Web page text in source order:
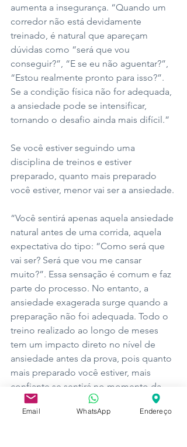
aumenta a insegurança. “Quando um
corredor não está devidamente
treinado, é natural que apareçam
dúvidas como “será que vou
conseguir?”, “E se eu não aguentar?”,
“Estou realmente pronto para isso?”.
Se a condição física não for adequada,
a ansiedade pode se intensificar,
tornando o desafio ainda mais difícil.”
Se você estiver seguindo uma
disciplina de treinos e estiver
preparado, quanto mais preparado
você estiver, menor vai ser a ansiedade.
“Você sentirá apenas aquela ansiedade
natural antes de uma corrida, aquela
expectativa do tipo: “Como será que
vai ser? Será que vou me cansar
muito?”. Essa sensação é comum e faz
parte do processo. No entanto, a
ansiedade exagerada surge quando a
preparação não foi adequada. Todo o
treino realizado ao longo de meses
tem um impacto direto no nível de
ansiedade antes da prova, pois quanto
mais preparado você estiver, mais
confiante se sentirá no momento da
corrida”, explica Marina.
Email WhatsApp Endereço